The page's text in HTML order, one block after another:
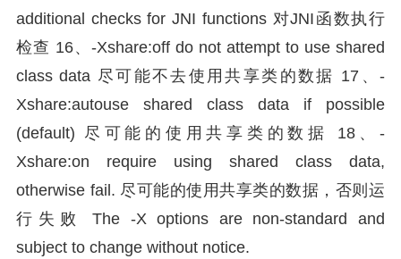
additional checks for JNI functions 对JNI函数执行
检查 16、-Xshare:off do not attempt to use shared
class data 尽可能不去使用共享类的数据 17、-
Xshare:autouse shared class data if possible
(default) 尽可能的使用共享类的数据 18、-
Xshare:on require using shared class data,
otherwise fail. 尽可能的使用共享类的数据，否则运
行失败 The -X options are non-standard and
subject to change without notice.